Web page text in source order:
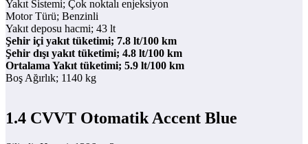
Yakıt Sistemi; Çok noktalı enjeksiyon
Motor Türü; Benzinli
Yakıt deposu hacmi; 43 lt
Şehir içi yakıt tüketimi; 7.8 lt/100 km
Şehir dışı yakıt tüketimi; 4.8 lt/100 km
Ortalama Yakıt tüketimi; 5.9 lt/100 km
Boş Ağırlık; 1140 kg
1.4 CVVT Otomatik Accent Blue